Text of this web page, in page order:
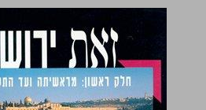
חלק ראשון: מראשיתה ועד התקופה המוסלמית ... 0